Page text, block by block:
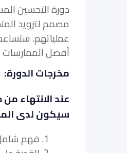
دورة التحسين
مصمم لتزويد
عملياتهم.
أفضل الممارسات
مخرجات الدورة:
عند الانتهاء
سيكون لدى
1. فهم شامل لمبادئ وممارسات التحسين المستمر في